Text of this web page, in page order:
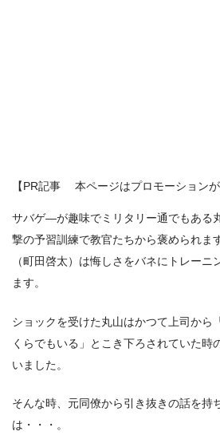
【PR記事 本ページはプロモーションが
サバゲ―が趣味でミリタリー通でもある
撃の予習訓練で教官たちから褒められま
（町田啓太）は悔しさをバネにトレーニ
ます。
ショックを受けた丸山はかつて上司から
くらでもいる」とこき下ろされていた時
いました。
そんな時、元同僚から引き抜きの話を持
は・・・。